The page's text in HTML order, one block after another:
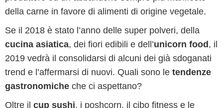
della carne in favore di alimenti di origine vegetale.
Se il 2018 è stato l’anno delle super polveri, della
cucina asiatica, dei fiori edibili e dell’unicorn food , il
2019 vedrà il consolidarsi di alcuni dei già sdoganati
trend e l’affermarsi di nuovi. Quali sono le tendenze
gastronomiche che ci aspettano?
Oltre il cup sushi, i poshcorn, il cibo fitness e le